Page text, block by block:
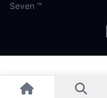
Seven ™